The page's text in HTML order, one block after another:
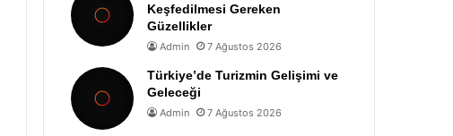
Keşfedilmesi Gereken
Güzellikler
Admin 7 Ağustos 2026
Türkiye’de Turizmin Gelişimi ve
Geleceği
Admin 7 Ağustos 2026